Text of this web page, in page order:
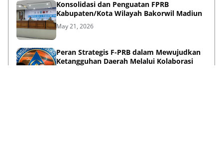
Konsolidasi dan Penguatan FPRB
Kabupaten/Kota Wilayah Bakorwil Madiun
May 21, 2026
Peran Strategis F-PRB dalam Mewujudkan
Ketangguhan Daerah Melalui Kolaborasi